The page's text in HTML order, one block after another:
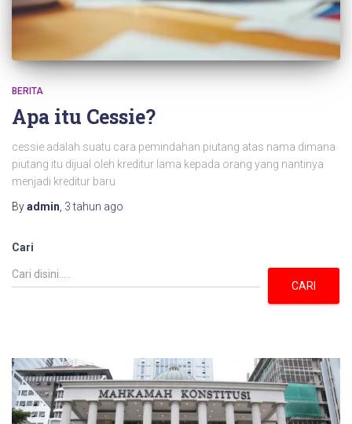
BERITA
Apa itu Cessie?
cessie adalah suatu cara pemindahan piutang atas nama dimana
piutang itu dijual oleh kreditur lama kepada orang yang nantinya
menjadi kreditur baru
Byadmin 3 tahun ago
Cari
CARI